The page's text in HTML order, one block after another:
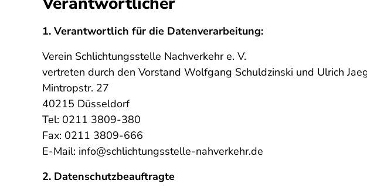
1. Verantwortlich für die Datenverarbeitung:
Verein Schlichtungsstelle Nachverkehr e. V.
vertreten durch den Vorstand Wolfgang Schuldzinski und Ulrich
Mintropstr. 27
40215 Düsseldorf
Tel: 0211 3809-380
Fax: 0211 3809-666
E-Mail: info@schlichtungsstelle-nahverkehr.de
2. Datenschutzbeauftragte